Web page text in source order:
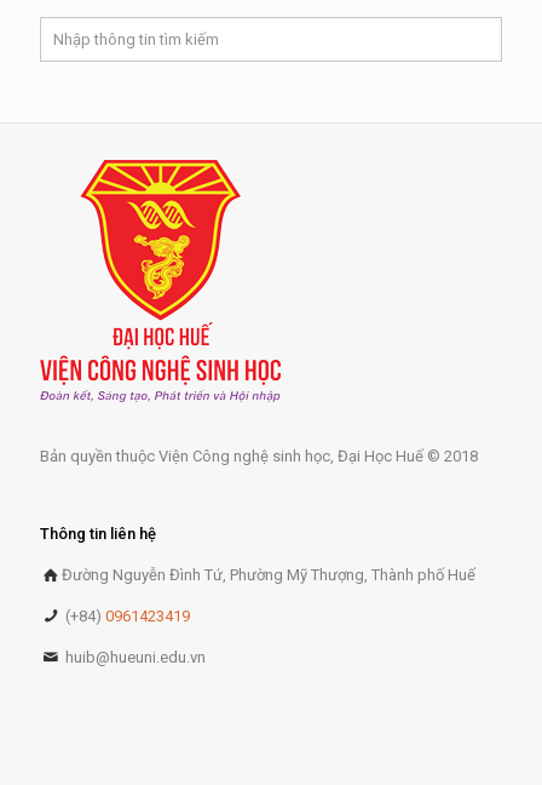
Bản quyền thuộc Viện Công nghệ sinh học, Đại Học Huế © 2018
Thông tin liên hệ
Đường Nguyễn Đình Tứ, Phường Mỹ Thượng, Thành phố Huế
(+84)0961423419
huib@hueuni.edu.vn